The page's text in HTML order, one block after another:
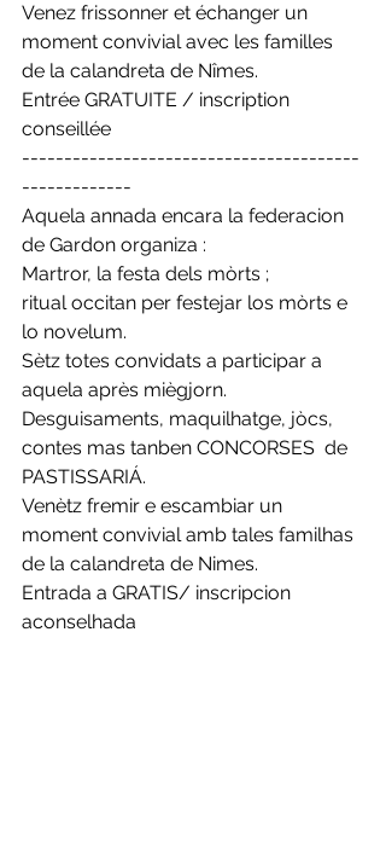
Venez frissonner et échanger un
moment convivial avec les familles
de la calandreta de Nîmes.
Entrée GRATUITE / inscription
conseillée
----------------------------------------
-------------
Aquela annada encara la federacion
de Gardon organiza :
Martror, la festa dels mòrts ;
ritual occitan per festejar los mòrts e
lo novelum.
Sètz totes convidats a participar a
aquela après miègjorn.
Desguisaments, maquilhatge, jòcs,
contes mas tanben CONCORSES  de
PASTISSARIÁ.
Venètz fremir e escambiar un
moment convivial amb tales familhas
de la calandreta de Nimes.
Entrada a GRATIS/ inscripcion
aconselhada